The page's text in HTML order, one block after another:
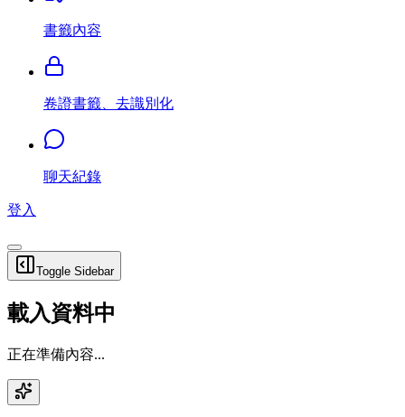
書籤內容
卷證書籤、去識別化
聊天紀錄
登入
Toggle Sidebar
載入資料中
正在準備內容...